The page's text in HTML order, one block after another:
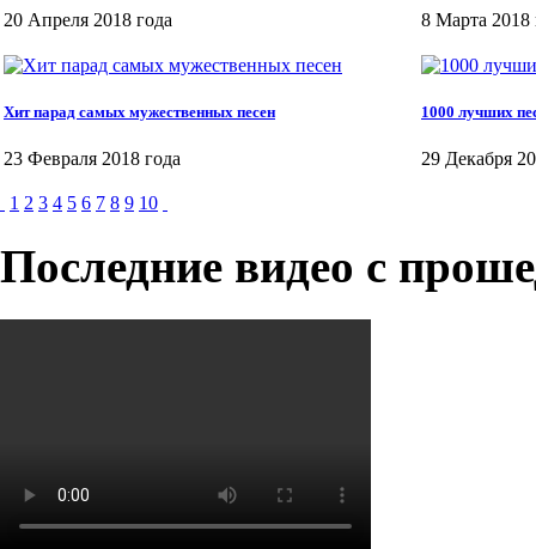
20 Апреля 2018 года 8 Марта 2018
Хит парад самых мужественных песен
23 Февраля 2018 года
1000 лучших
29 Декабря
1 2 3 4 5 6 7 8 9 10
Последние видео с